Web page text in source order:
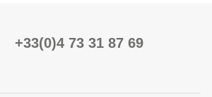
+33(0)4 73 31 87 69